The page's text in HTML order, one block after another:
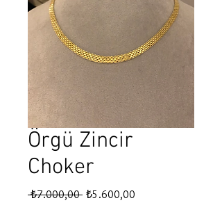
Örgü Zincir
Choker
₺7.000,00 Normal
₺5.600,00